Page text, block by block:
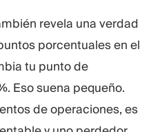
revela una verdad
porcentuales en el
tu punto de
Eso suena pequeño.
de operaciones, es